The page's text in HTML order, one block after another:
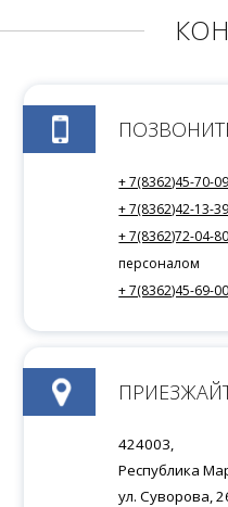
+ 7(8362)45-70-09
+ 7(8362)42-13-39
+ 7(8362)72-04-80
персоналом
+ 7(8362)45-69-00
424003,
Республика
ул. Суворова,